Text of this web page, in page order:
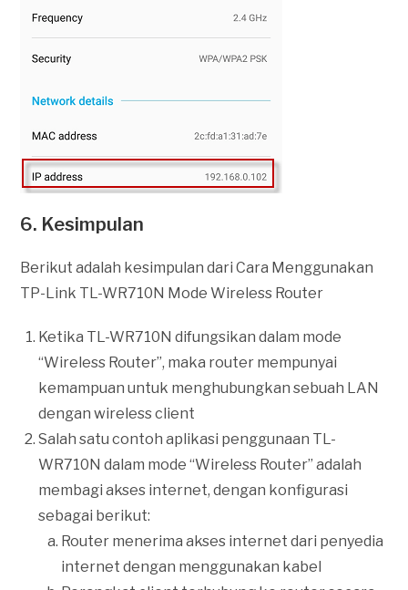
6. Kesimpulan
Berikut adalah kesimpulan dari Cara Menggunakan
TP-Link TL-WR710N Mode Wireless Router
Ketika TL-WR710N difungsikan dalam mode
“Wireless Router”, maka router mempunyai
kemampuan untuk menghubungkan sebuah LAN
dengan wireless client
Salah satu contoh aplikasi penggunaan TL-
WR710N dalam mode “Wireless Router” adalah
membagi akses internet, dengan konfigurasi
sebagai berikut:
Router menerima akses internet dari penyedia
internet dengan menggunakan kabel